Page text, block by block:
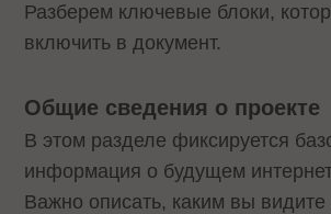
Разберем ключевые блоки,
включить в документ.
Общие сведения о проекте
В этом разделе фиксируется
информация о будущем
Важно описать, каким вы видите